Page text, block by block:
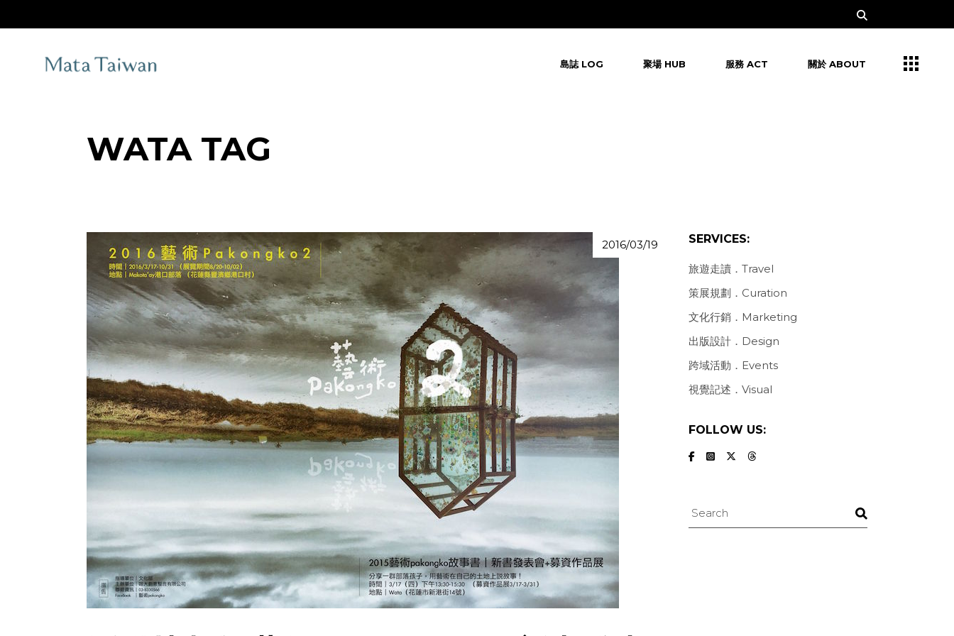
the
島誌 LOG 聚場 HUB 服務 ACT 關於 ABOUT
WATA TAG
2016/03/19 SERVICES:
旅遊走讀．Travel
策展規劃．Curation
文化行銷．Marketing
出版設計．Design
跨域活動．Events
視覺記述．Visual
FOLLOW US:
Search